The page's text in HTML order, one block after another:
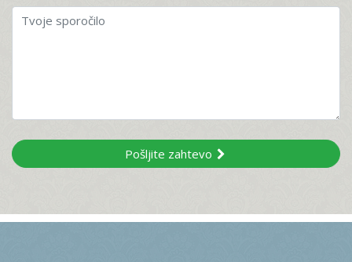
Pošljite zahtevo